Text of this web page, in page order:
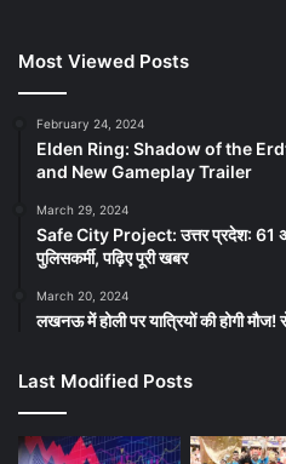
Most Viewed Posts
February 24, 2024
Elden Ring: Shadow of the
and New Gameplay Trailer
March 29, 2024
Safe City Project: उत्तर प्रदेश: 61
पुलिसकर्मी, पढ़िए पूरी खबर
March 20, 2024
लखनऊ में होली पर यात्रियों की होगी मौज!
Last Modified Posts